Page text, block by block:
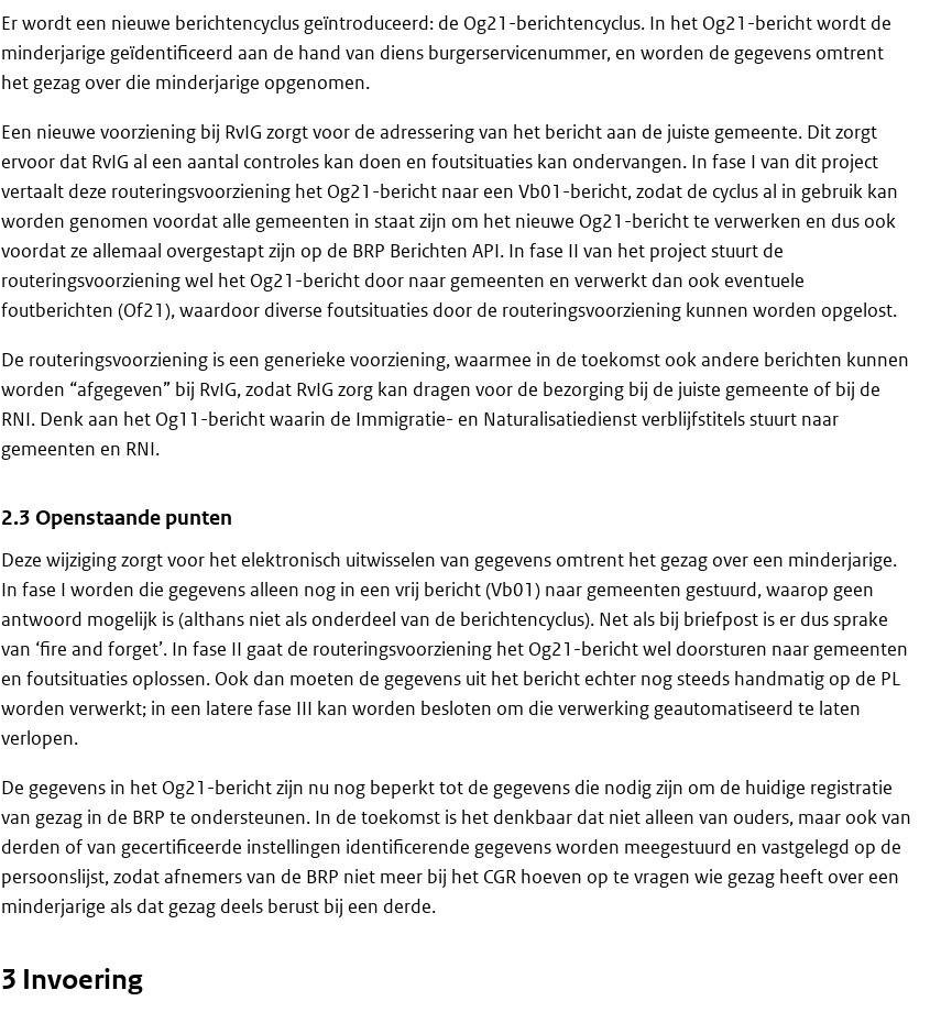
Er wordt een nieuwe berichtencyclus geïntroduceerd: de Og21-berichtencyclus. In het Og21-bericht wordt de
minderjarige geïdentificeerd aan de hand van diens burgerservicenummer, en worden de gegevens omtrent
het gezag over die minderjarige opgenomen.
Een nieuwe voorziening bij RvIG zorgt voor de adressering van het bericht aan de juiste gemeente. Dit zorgt
ervoor dat RvIG al een aantal controles kan doen en foutsituaties kan ondervangen. In fase I van dit project
vertaalt deze routeringsvoorziening het Og21-bericht naar een Vb01-bericht, zodat de cyclus al in gebruik kan
worden genomen voordat alle gemeenten in staat zijn om het nieuwe Og21-bericht te verwerken en dus ook
voordat ze allemaal overgestapt zijn op de BRP Berichten API. In fase II van het project stuurt de
routeringsvoorziening wel het Og21-bericht door naar gemeenten en verwerkt dan ook eventuele
foutberichten (Of21), waardoor diverse foutsituaties door de routeringsvoorziening kunnen worden opgelost.
De routeringsvoorziening is een generieke voorziening, waarmee in de toekomst ook andere berichten kunnen
worden “afgegeven” bij RvIG, zodat RvIG zorg kan dragen voor de bezorging bij de juiste gemeente of bij de
RNI. Denk aan het Og11-bericht waarin de Immigratie- en Naturalisatiedienst verblijfstitels stuurt naar
gemeenten en RNI.
2.3 Openstaande punten
Deze wijziging zorgt voor het elektronisch uitwisselen van gegevens omtrent het gezag over een minderjarige.
In fase I worden die gegevens alleen nog in een vrij bericht (Vb01) naar gemeenten gestuurd, waarop geen
antwoord mogelijk is (althans niet als onderdeel van de berichtencyclus). Net als bij briefpost is er dus sprake
van ‘fire and forget’. In fase II gaat de routeringsvoorziening het Og21-bericht wel doorsturen naar gemeenten
en foutsituaties oplossen. Ook dan moeten de gegevens uit het bericht echter nog steeds handmatig op de PL
worden verwerkt; in een latere fase III kan worden besloten om die verwerking geautomatiseerd te laten
verlopen.
De gegevens in het Og21-bericht zijn nu nog beperkt tot de gegevens die nodig zijn om de huidige registratie
van gezag in de BRP te ondersteunen. In de toekomst is het denkbaar dat niet alleen van ouders, maar ook van
derden of van gecertificeerde instellingen identificerende gegevens worden meegestuurd en vastgelegd op de
persoonslijst, zodat afnemers van de BRP niet meer bij het CGR hoeven op te vragen wie gezag heeft over een
minderjarige als dat gezag deels berust bij een derde.
3 Invoering